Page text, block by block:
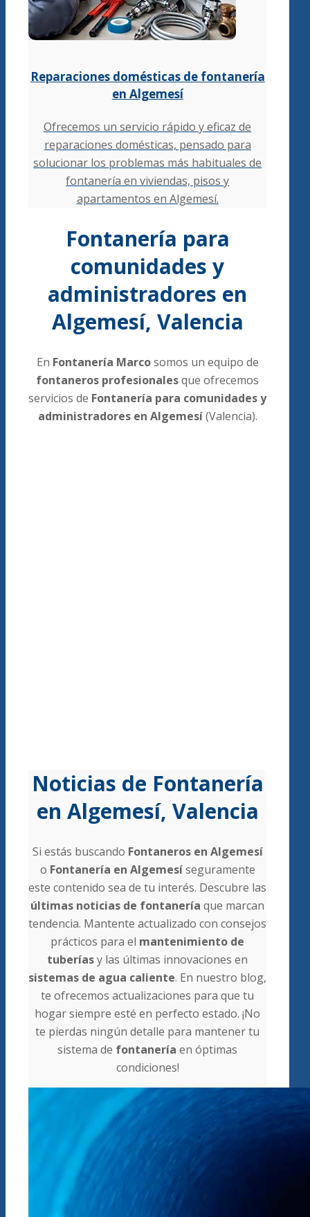
Reparaciones domésticas de fontanería
en Algemesí
Ofrecemos un servicio rápido y eficaz de
reparaciones domésticas, pensado para
solucionar los problemas más habituales de
fontanería en viviendas, pisos y
apartamentos en Algemesí.
Fontanería para
comunidades y
administradores en
Algemesí, Valencia
En Fontanería Marcosomos un equipo de
fontaneros profesionalesque ofrecemos
servicios de Fontanería para comunidades y
administradores en Algemesí(Valencia).
Noticias de Fontanería
en Algemesí, Valencia
Si estás buscando Fontaneros en Algemesí
o Fontanería en Algemesíseguramente
este contenido sea de tu interés. Descubre las
últimas noticias de fontanería que marcan
tendencia. Mantente actualizado con consejos
prácticos para el mantenimiento de
tuberíasy las últimas innovaciones en
sistemas de agua caliente. En nuestro blog,
te ofrecemos actualizaciones para que tu
hogar siempre esté en perfecto estado. ¡No
te pierdas ningún detalle para mantener tu
sistema de fontanería en óptimas
condiciones!